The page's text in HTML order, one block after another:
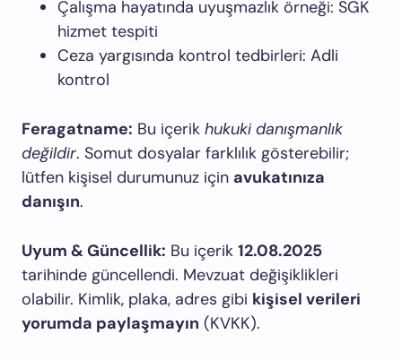
Çalışma hayatında uyuşmazlık örneği: SGK
hizmet tespiti
Ceza yargısında kontrol tedbirleri: Adli
kontrol
Feragatname: Bu içerik hukuki danışmanlık
değildir. Somut dosyalar farklılık gösterebilir;
lütfen kişisel durumunuz için avukatınıza
danışın.
Uyum & Güncellik: Bu içerik 12.08.2025
tarihinde güncellendi. Mevzuat değişiklikleri
olabilir. Kimlik, plaka, adres gibi kişisel verileri
yorumda paylaşmayın (KVKK).